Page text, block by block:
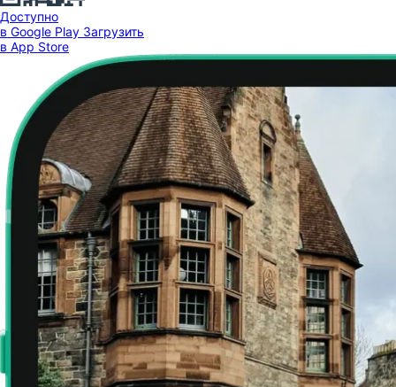
Доступно
в Google Play Загрузить
в App Store